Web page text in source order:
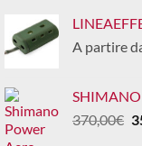
A partire
370,00€ Il